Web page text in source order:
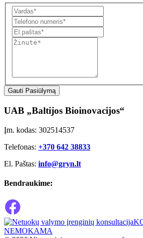
Gauti Pasiūlymą
UAB „Baltijos Bioinovacijos“
Įm. kodas: 302514537
Telefonas: +370 642 38833
El. Paštas: info@gryn.lt
Bendraukime:
NEMOKAMA